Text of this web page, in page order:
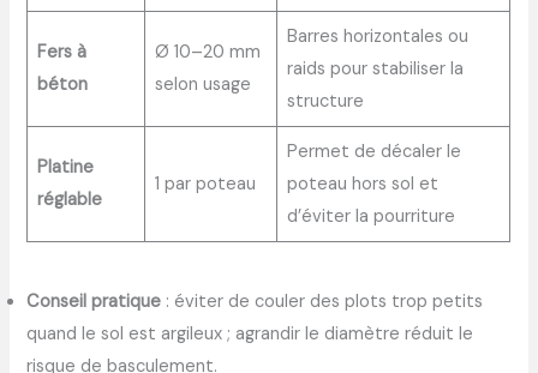
Fers à
béton
Ø 10–20 mm
selon usage
Barres horizontales ou
raids pour stabiliser la
structure
Platine
réglable
1 par poteau
Permet de décaler le
poteau hors sol et
d’éviter la pourriture
Conseil pratique : éviter de couler des plots trop petits
quand le sol est argileux ; agrandir le diamètre réduit le
risque de basculement.